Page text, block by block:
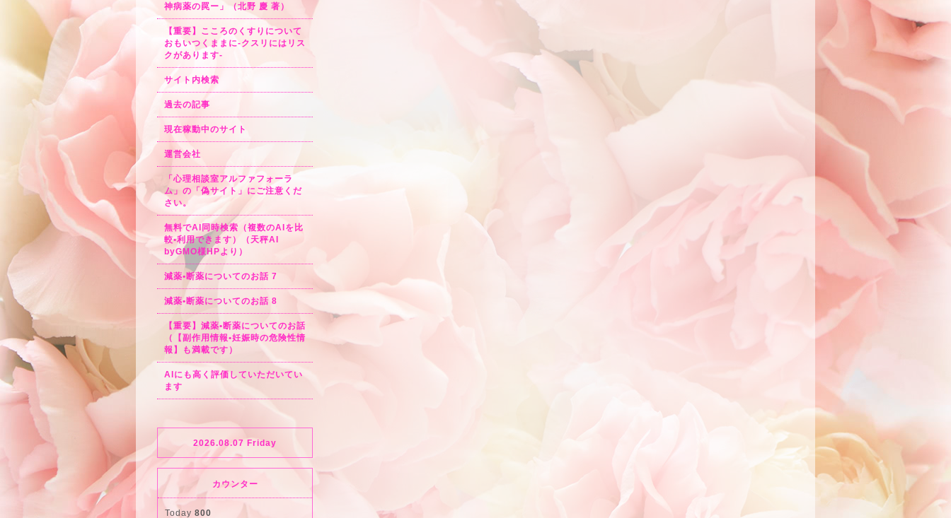
神病薬の罠ー」（北野 慶 著）
【重要】こころのくすりについて
おもいつくままに-クスリにはリス
クがあります-
サイト内検索
過去の記事
現在稼動中のサイト
運営会社
「心理相談室アルファフォーラ
ム」の「偽サイト」にご注意くだ
さい。
無料でAI同時検索（複数のAIを比
較•利用できます）（天秤AI
byGMO様HPより）
減薬•断薬についてのお話 7
減薬•断薬についてのお話 8
【重要】減薬•断薬についてのお話
（【副作用情報•妊娠時の危険性情
報】も満載です）
AIにも高く評価していただいてい
ます
2026.08.07 Friday
カウンター
Today 800